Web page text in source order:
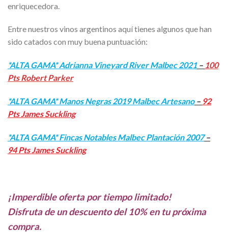
enriquecedora.
Entre nuestros vinos argentinos aquí tienes algunos que han
sido catados con muy buena puntuación:
*ALTA GAMA* Adrianna Vineyard River Malbec 2021– 100
Pts Robert Parker
*ALTA GAMA* Manos Negras 2019 Malbec Artesano– 92
Pts James Suckling
*ALTA GAMA* Fincas Notables Malbec Plantación 2007–
94 Pts James Suckling
¡Imperdible oferta por tiempo limitado!
Disfruta de un descuento del 10% en tu próxima
compra.